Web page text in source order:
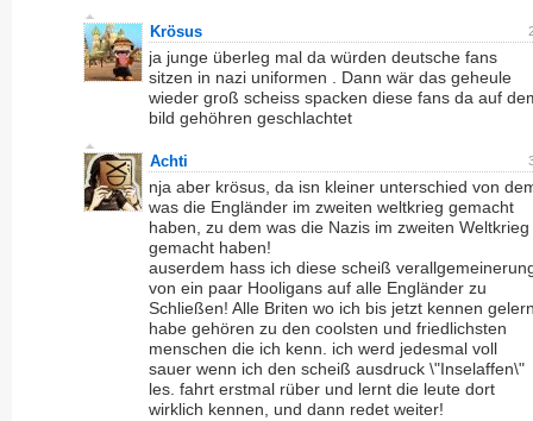
Krösus
ja junge überleg mal da würden deutsche fans
sitzen in nazi uniformen . Dann wär das geheule
wieder groß scheiss spacken diese fans da auf
bild gehöhren geschlachtet
Achti
nja aber krösus, da isn kleiner unterschied von
was die Engländer im zweiten weltkrieg gemacht
haben, zu dem was die Nazis im zweiten Weltkrieg
gemacht haben!
auserdem hass ich diese scheiß
von ein paar Hooligans auf alle Engländer zu
Schließen! Alle Briten wo ich bis jetzt kennen
habe gehören zu den coolsten und friedlichsten
menschen die ich kenn. ich werd jedesmal voll
sauer wenn ich den scheiß ausdruck \"Inselaffen\"
les. fahrt erstmal rüber und lernt die leute dort
wirklich kennen, und dann redet weiter!